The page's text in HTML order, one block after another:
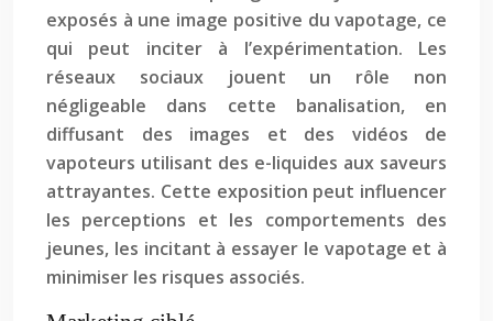
exposés à une image positive du vapotage, ce
qui peut inciter à l’expérimentation. Les
réseaux sociaux jouent un rôle non
négligeable dans cette banalisation, en
diffusant des images et des vidéos de
vapoteurs utilisant des e-liquides aux saveurs
attrayantes. Cette exposition peut influencer
les perceptions et les comportements des
jeunes, les incitant à essayer le vapotage et à
minimiser les risques associés.